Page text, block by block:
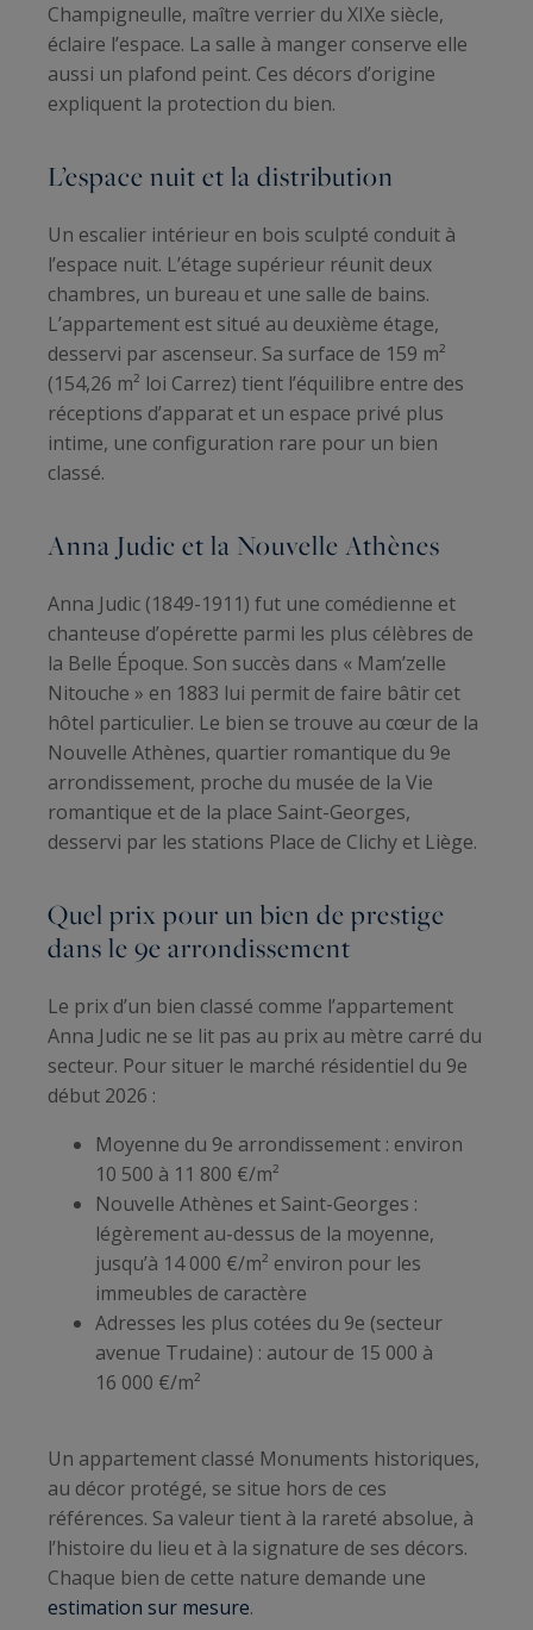
Champigneulle, maître verrier du XIXe siècle,
éclaire l’espace. La salle à manger conserve elle
aussi un plafond peint. Ces décors d’origine
expliquent la protection du bien.
L’espace nuit et la distribution
Un escalier intérieur en bois sculpté conduit à
l’espace nuit. L’étage supérieur réunit deux
chambres, un bureau et une salle de bains.
L’appartement est situé au deuxième étage,
desservi par ascenseur. Sa surface de 159 m²
(154,26 m² loi Carrez) tient l’équilibre entre des
réceptions d’apparat et un espace privé plus
intime, une configuration rare pour un bien
classé.
Anna Judic et la Nouvelle Athènes
Anna Judic (1849-1911) fut une comédienne et
chanteuse d’opérette parmi les plus célèbres de
la Belle Époque. Son succès dans « Mam’zelle
Nitouche » en 1883 lui permit de faire bâtir cet
hôtel particulier. Le bien se trouve au cœur de la
Nouvelle Athènes, quartier romantique du 9e
arrondissement, proche du musée de la Vie
romantique et de la place Saint-Georges,
desservi par les stations Place de Clichy et Liège.
Quel prix pour un bien de prestige
dans le 9e arrondissement
Le prix d’un bien classé comme l’appartement
Anna Judic ne se lit pas au prix au mètre carré du
secteur. Pour situer le marché résidentiel du 9e
début 2026 :
Moyenne du 9e arrondissement : environ
10 500 à 11 800 €/m²
Nouvelle Athènes et Saint-Georges :
légèrement au-dessus de la moyenne,
jusqu’à 14 000 €/m² environ pour les
immeubles de caractère
Adresses les plus cotées du 9e (secteur
avenue Trudaine) : autour de 15 000 à
16 000 €/m²
Un appartement classé Monuments historiques,
au décor protégé, se situe hors de ces
références. Sa valeur tient à la rareté absolue, à
l’histoire du lieu et à la signature de ses décors.
Chaque bien de cette nature demande une
estimation sur mesure.